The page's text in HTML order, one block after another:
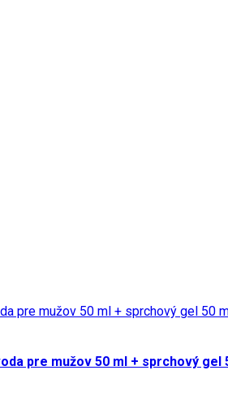
pre mužov 50 ml + sprchový gel